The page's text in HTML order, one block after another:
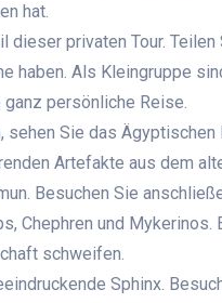
hat.
dieser privaten Tour.
haben. Als Kleingruppe
persönliche Reise.
sehen Sie das
Artefakte aus dem
Besuchen Sie
Chephren und
schweifen.
Sphinx.